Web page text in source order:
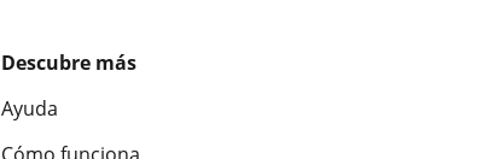
Descubre más
Ayuda